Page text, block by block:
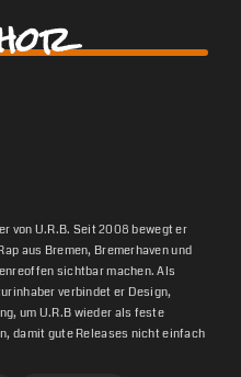
von U.R.B. Seit 2008 bewegt er
aus Bremen, Bremerhaven und
sichtbar machen. Als
verbindet er Design,
um U.R.B wieder als feste
damit gute Releases nicht einfach